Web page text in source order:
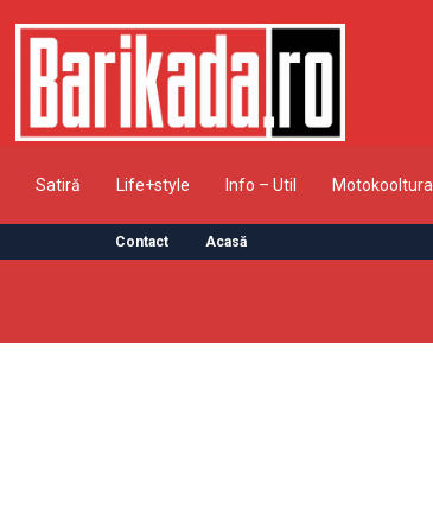
Satiră Life+style Info – Util Motokooltura
Contact Acasă